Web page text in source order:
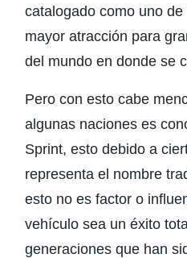
catalogado como uno
mayor atracción para
del mundo en donde se
Pero con esto cabe
algunas naciones es
Sprint, esto debido a
representa el nombre
esto no es factor o
vehículo sea un éxito
generaciones que han